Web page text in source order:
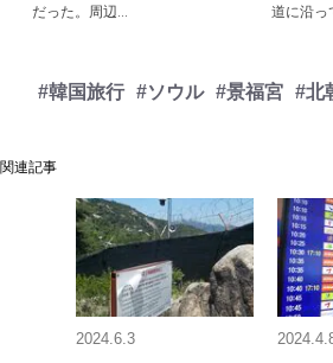
だった。周辺...
道に沿っ
#韓国旅行 #ソウル #景福宮 #北
関連記事
2024.6.3